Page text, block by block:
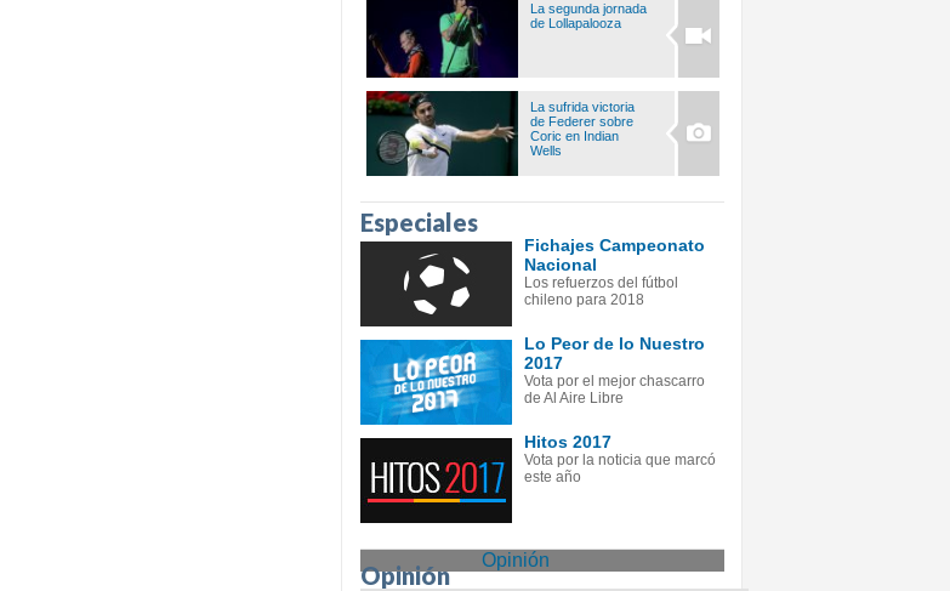
La segunda jornada
de Lollapalooza
La sufrida victoria
de Federer sobre
Coric en Indian
Wells
Especiales
Fichajes Campeonato
Nacional
Los refuerzos del fútbol
chileno para 2018
Lo Peor de lo Nuestro
2017
Vota por el mejor chascarro
de Al Aire Libre
Hitos 2017
Vota por la noticia que marcó
este año
Opinión
Opinión